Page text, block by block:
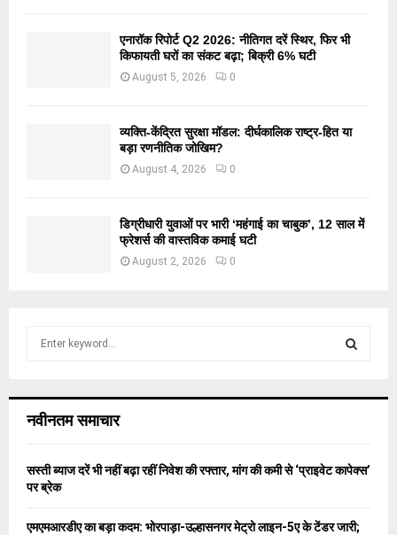
एनारॉक रिपोर्ट Q2 2026: नीतिगत दरें स्थिर, फिर भी
किफायती घरों का संकट बढ़ा; बिक्री 6% घटी
August 5, 2026 0
व्यक्ति-केंद्रित सुरक्षा मॉडल: दीर्घकालिक राष्ट्र-हित या
बड़ा रणनीतिक जोखिम?
August 4, 2026 0
डिग्रीधारी युवाओं पर भारी ‘महंगाई का चाबुक’, 12 साल में
फ्रेशर्स की वास्तविक कमाई घटी
August 2, 2026 0
h
o
r
C
नवीनतम समाचार
सस्ती ब्याज दरें भी नहीं बढ़ा रहीं निवेश की रफ्तार, मांग की कमी से ‘प्राइवेट कापेक्स’
पर ब्रेक
एमएमआरडीए का बड़ा कदम: भोरपाड़ा-उल्हासनगर मेट्रो लाइन-5ए के टेंडर जारी;